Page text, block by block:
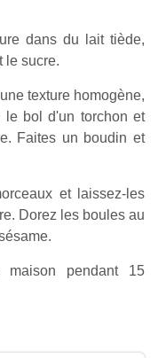
dans du lait tiède,
le sucre.
texture homogène,
le bol d'un torchon et
Faites un boudin et
et laissez-les
Dorez les boules au
maison pendant 15